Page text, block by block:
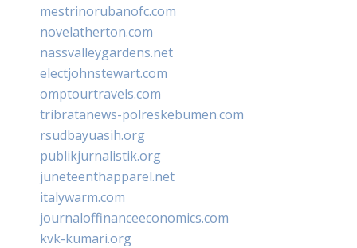
mestrinorubanofc.com
novelatherton.com
nassvalleygardens.net
electjohnstewart.com
omptourtravels.com
tribratanews-polreskebumen.com
rsudbayuasih.org
publikjurnalistik.org
juneteenthapparel.net
italywarm.com
journaloffinanceeconomics.com
kvk-kumari.org